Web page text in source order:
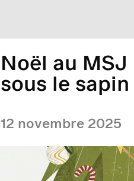
Noël au MSJ
sous le sapin
12 novembre 2025